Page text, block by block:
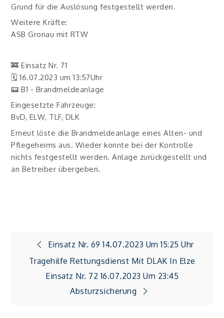
Grund für die Auslösung festgestellt werden.
Weitere Kräfte:
ASB Gronau mit RTW
🚒 Einsatz Nr. 71
🗓 16.07.2023 um 13:57Uhr
📟 B1 - Brandmeldeanlage
Eingesetzte Fahrzeuge:
BvD, ELW, TLF, DLK
Erneut löste die Brandmeldeanlage eines Alten- und
Pflegeheims aus. Wieder konnte bei der Kontrolle
nichts festgestellt werden. Anlage zurückgestellt und
an Betreiber übergeben.
Beitragsnavigation
Einsatz Nr. 69 14.07.2023 Um 15:25 Uhr
Tragehilfe Rettungsdienst Mit DLAK In Elze
Einsatz Nr. 72 16.07.2023 Um 23:45
Absturzsicherung